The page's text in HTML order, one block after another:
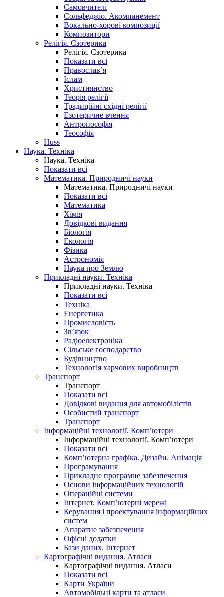
Самовчителі
Сольфеджіо. Акомпанемент
Вокально-хорові композиції
Композитори
Релігія. Єзотерика
Релігія. Єзотерика
Показати всі
Православ’я
Іслам
Християнство
Теорія релігії
Традиційні східні релігії
Езотеричне вчення
Антропософія
Теософія
Huss
Наука. Техніка
Наука. Техніка
Показати всі
Математика. Природничі науки
Математика. Природничі науки
Показати всі
Математика
Хімія
Довідкові видання
Біологія
Екологія
Фізика
Астрономія
Наука про Землю
Прикладні науки. Техніка
Прикладні науки. Техніка
Показати всі
Техніка
Енергетика
Промисловість
Зв’язок
Радіоелектроніка
Сільське господарство
Будівництво
Технологія харчових виробництв
Транспорт
Транспорт
Показати всі
Довідкові видання для автомобілістів
Особистий транспорт
Транспорт
Інформаційні технології. Комп’ютери
Інформаційні технології. Комп’ютери
Показати всі
Комп’ютерна графіка. Дизайн. Анімація
Програмування
Прикладне програмне забезпечення
Основи інформаційних технологій
Операційні системи
Інтернет. Комп’ютерні мережі
Керування і проектування інформаційних
систем
Апаратне забезпечення
Офісні додатки
Бази даних. Інтернет
Картографічні видання. Атласи
Картографічні видання. Атласи
Показати всі
Карти України
Автомобільні карти та атласи